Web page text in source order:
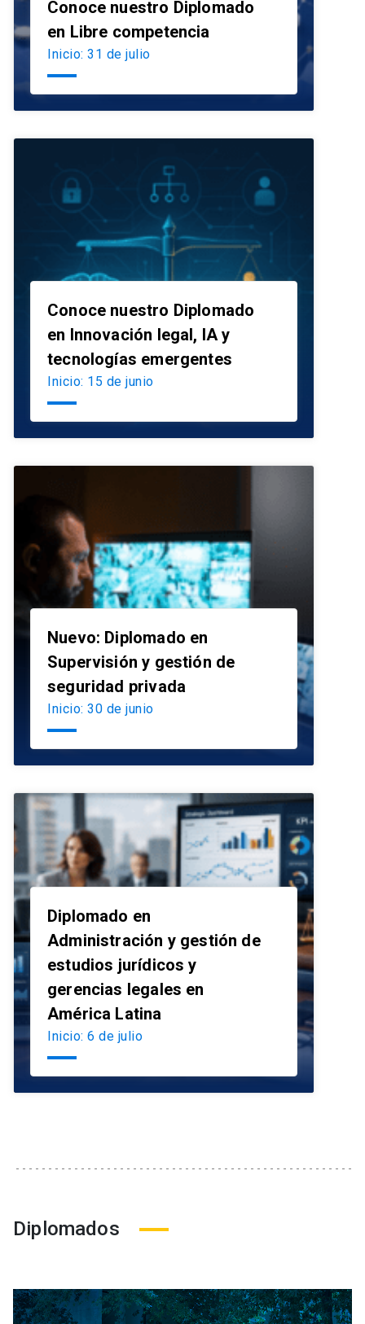
Conoce nuestro Diplomado
en Libre competencia
Inicio: 31 de julio
Conoce nuestro Diplomado
en Innovación legal, IA y
tecnologías emergentes
Inicio: 15 de junio
Nuevo: Diplomado en
Supervisión y gestión de
seguridad privada
Inicio: 30 de junio
Diplomado en
Administración y gestión de
estudios jurídicos y
gerencias legales en
América Latina
Inicio: 6 de julio
Diplomados